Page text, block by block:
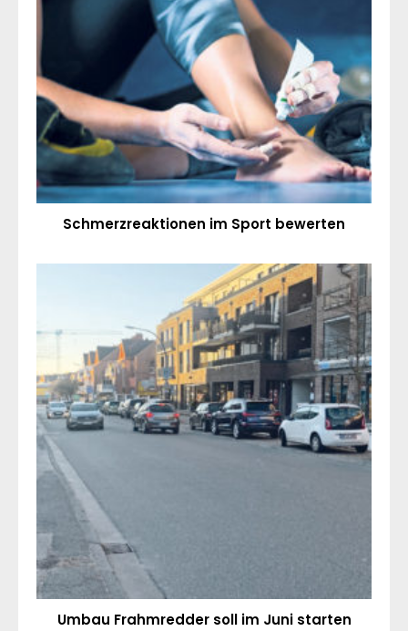
Schmerzreaktionen im Sport bewerten
Umbau Frahmredder soll im Juni starten